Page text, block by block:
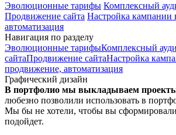
Эволюционные тарифы Комплексный
Продвижение сайта Настройка кампании
автоматизация
Навигация по разделу
Эволюционные тарифыКомплексный
сайтаПродвижение сайтаНастройка
продвижение, автоматизация
Графический дизайн
В портфолио мы выкладываем
любезно позволили использовать в
Мы бы не хотели, чтобы вы сформировали
подойдет.